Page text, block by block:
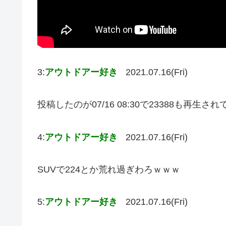
3:アウトドアー好き 2021.07.16(Fri)
投稿したのが07/16 08:30で23388も再生され
4:アウトドアー好き 2021.07.16(Fri)
SUVで224とか荒れ過ぎわろｗｗｗ
5:アウトドアー好き 2021.07.16(Fri)